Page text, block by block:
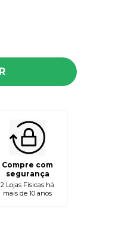
Compre com
segurança
2 Lojas Físicas h
mais de 10 anos